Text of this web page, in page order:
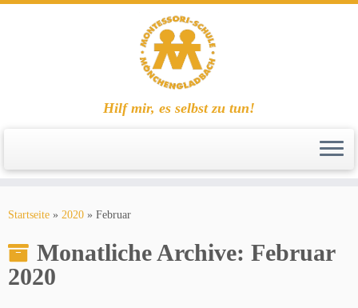
Inhalt
Hilf mir, es selbst zu tun!
Startseite » 2020 » Februar
Monatliche Archive: Februar
2020